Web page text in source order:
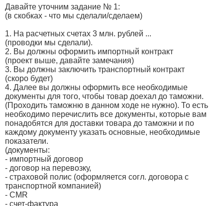
Давайте уточним задание № 1:
(в скобках - что мы сделали/сделаем)
1. На расчетных счетах 3 млн. рублей ...
(проводки мы сделали).
2. Вы должны оформить импортный контракт
(проект выше, давайте замечания)
3. Вы должны заключить транспортный контракт
(скоро будет)
4. Далее вы должны оформить все необходимые
документы для того, чтобы товар доехал до таможни.
(Проходить таможню в данном ходе не нужно). То есть
необходимо перечислить все документы, которые вам
понадобятся для доставки товара до таможни и по
каждому документу указать основные, необходимые
показатели.
(документы:
- импортный договор
- договор на перевозку,
- страховой полис (оформляется согл. договора с
транспортной компанией)
- CMR
- счет-фактура